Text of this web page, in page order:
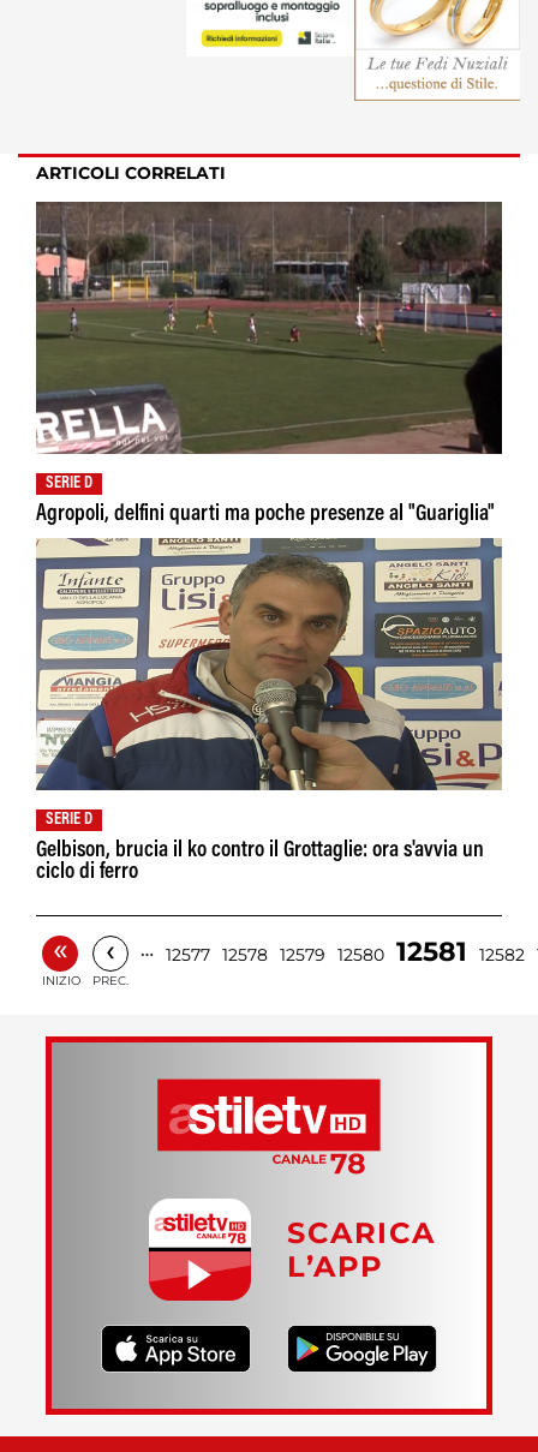
ARTICOLI CORRELATI
SERIE D
Agropoli, delfini quarti ma poche presenze al "Guariglia"
SERIE D
Gelbison, brucia il ko contro il Grottaglie: ora s'avvia un
ciclo di ferro
«
INIZIO
‹
PREC.
… 12577 12578 12579 12580 12581 12582
SCARICA
L’APP